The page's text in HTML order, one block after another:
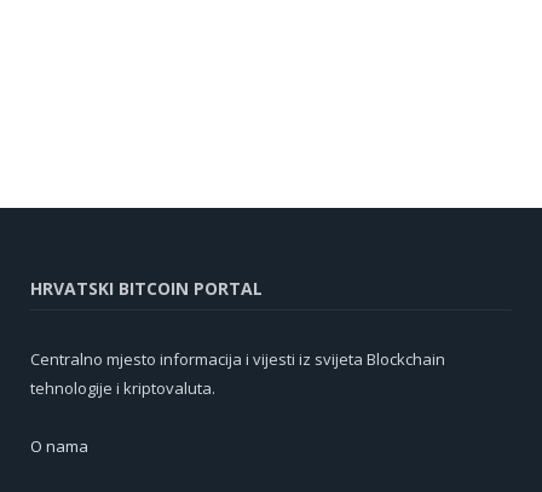
HRVATSKI BITCOIN PORTAL
Centralno mjesto informacija i vijesti iz svijeta Blockchain
tehnologije i kriptovaluta.
O nama